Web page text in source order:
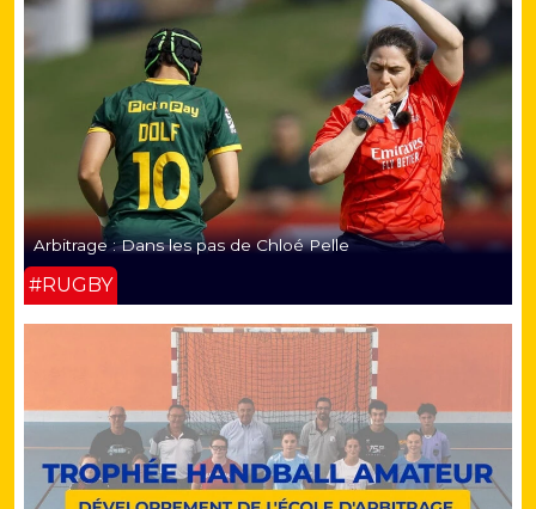
Arbitrage : Dans les pas de Chloé Pelle
#RUGBY